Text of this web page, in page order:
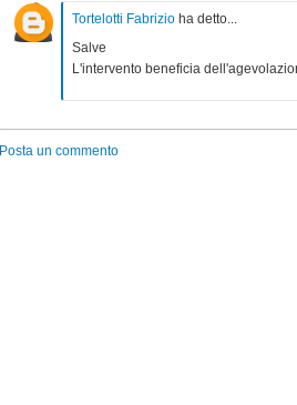
Tortelotti Fabrizio ha detto...
Salve
L'intervento beneficia
Posta un commento